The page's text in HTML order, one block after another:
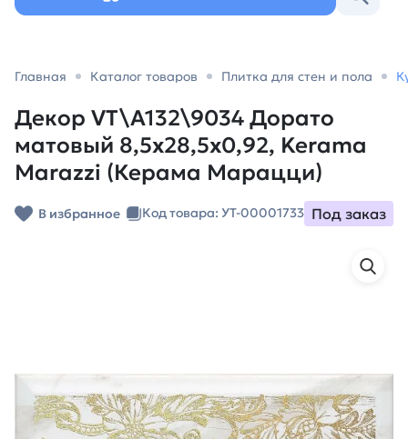
Главная Каталог товаров Плитка для стен и пола
Декор VT\A132\9034 Дорато
матовый 8,5x28,5x0,92, Kerama
Marazzi (Керама Марацци)
В избранное Код товара: УТ-00001733 Под заказ